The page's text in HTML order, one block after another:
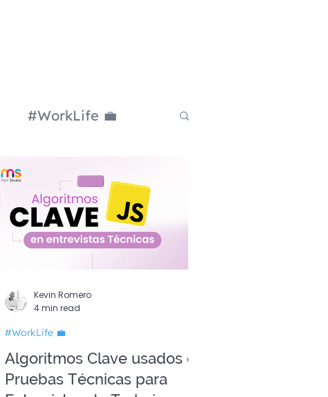
#WorkLife 💼
Algoritmos Clave usados en
Pruebas Técnicas para
#WorkLife 💼
Kevin Romero
4 min read